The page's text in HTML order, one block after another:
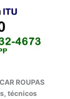
ROUPAS
técnicos